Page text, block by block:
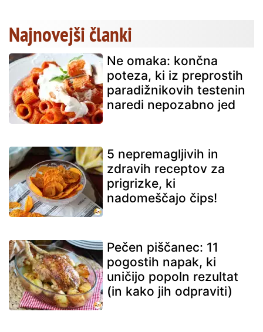
Najnovejši članki
Ne omaka: končna
poteza, ki iz preprostih
paradižnikovih testenin
naredi nepozabno jed
5 nepremagljivih in
zdravih receptov za
prigrizke, ki
nadomeščajo čips!
Pečen piščanec: 11
pogostih napak, ki
uničijo popoln rezultat
(in kako jih odpraviti)